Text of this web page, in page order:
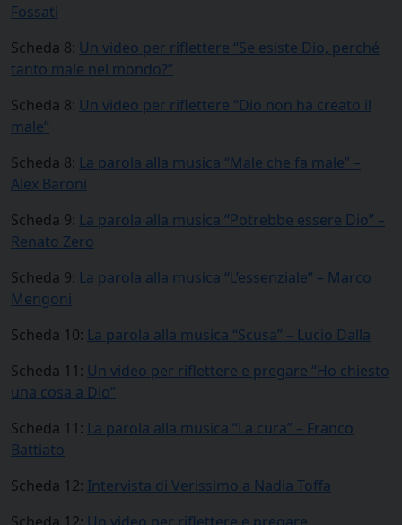
Fossati
Scheda 8: Un video per riflettere “Se esiste Dio, perché
tanto male nel mondo?”
Scheda 8: Un video per riflettere “Dio non ha creato il
male”
Scheda 8: La parola alla musica “Male che fa male” –
Alex Baroni
Scheda 9: La parola alla musica “Potrebbe essere Dio” –
Renato Zero
Scheda 9: La parola alla musica “L’essenziale” – Marco
Mengoni
Scheda 10: La parola alla musica “Scusa” – Lucio Dalla
Scheda 11: Un video per riflettere e pregare “Ho chiesto
una cosa a Dio”
Scheda 11: La parola alla musica “La cura” – Franco
Battiato
Scheda 12: Intervista di Verissimo a Nadia Toffa